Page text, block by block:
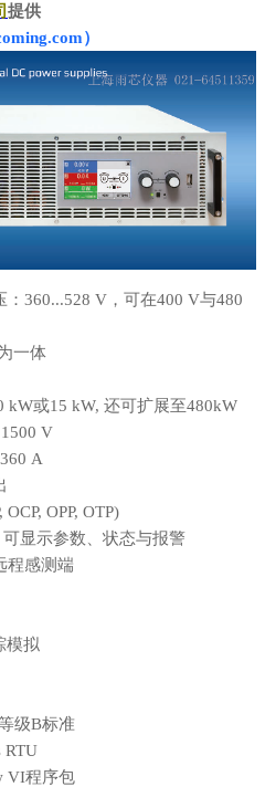
提供
）
：360...528 V，可在400 V与480
一体
kW或15 kW, 还可扩展至480kW
V
A
OPP, OTP)
显示参数、状态与报警
程感测端
模拟
级B标准
RTU
VI程序包